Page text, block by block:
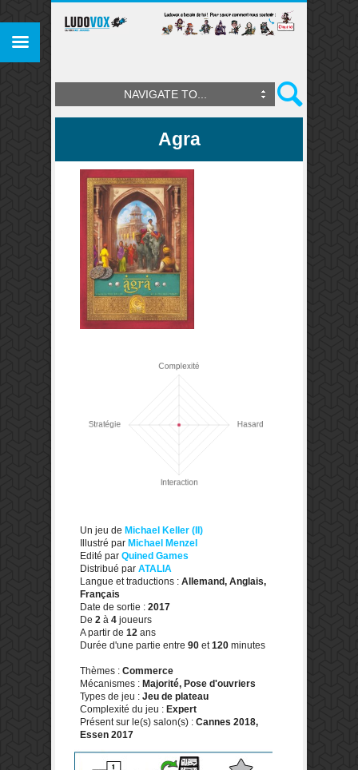
NAVIGATE TO...
Agra
Un jeu de Michael Keller (II)
Illustré par Michael Menzel
Edité par Quined Games
Distribué par ATALIA
Langue et traductions : Allemand, Anglais,
Français
Date de sortie : 2017
De 2 à 4 joueurs
A partir de 12 ans
Durée d'une partie entre 90 et120 minutes
Thèmes : Commerce
Mécanismes : Majorité, Pose d'ouvriers
Types de jeu : Jeu de plateau
Complexité du jeu : Expert
Présent sur le(s) salon(s) : Cannes 2018,
Essen 2017